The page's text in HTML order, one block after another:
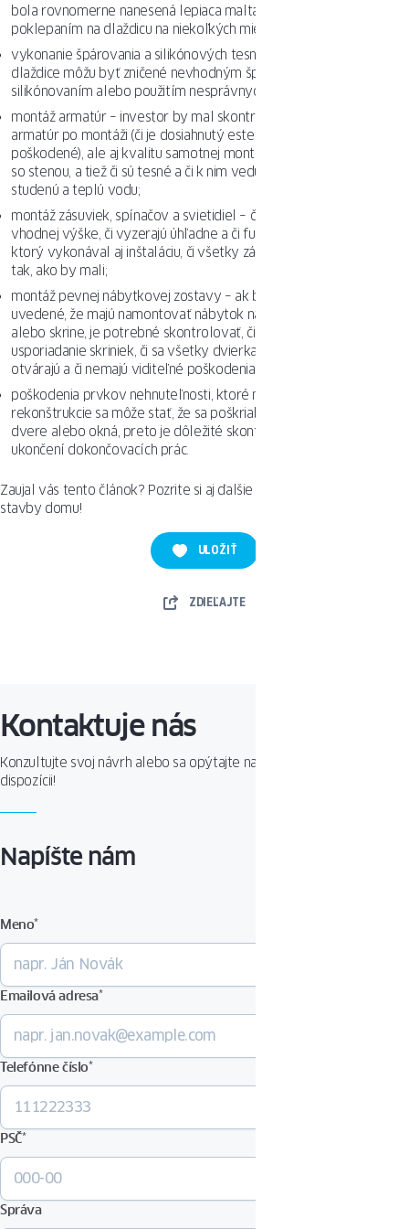
bola rovnomerne nanesená lepiaca malta (dá sa to skontrolovať
poklepaním na dlaždicu na niekoľkých miestach);
vykonanie špárovania a silikónových tesnení – aj pekne položené
dlaždice môžu byť zničené nevhodným špárovaním a
silikónovaním alebo použitím nesprávnych produktov;
montáž armatúr – investor by mal skontrolovať nielen vzhľad
armatúr po montáži (či je dosiahnutý estetický efekt, či nie sú
poškodené), ale aj kvalitu samotnej montáže, či sú pevne spojené
so stenou, a tiež či sú tesné a či k nim vedú vhodné hadice na
studenú a teplú vodu;
montáž zásuviek, spínačov a svietidiel – či sú umiestnené vo
vhodnej výške, či vyzerajú úhľadne a či fungujú, a v prípade tímu,
ktorý vykonával aj inštaláciu, či všetky zásuvky a spínače fungujú
tak, ako by mali;
montáž pevnej nábytkovej zostavy – ak bolo v rozsahu prác tímu
uvedené, že majú namontovať nábytok na mieru, napr. kuchyne
alebo skrine, je potrebné skontrolovať, či výška pracovnej dosky,
usporiadanie skriniek, či sa všetky dvierka a zásuvky správne
otvárajú a či nemajú viditeľné poškodenia;
poškodenia prvkov nehnuteľnosti, ktoré neboli menené – počas
rekonštrukcie sa môže stať, že sa poškriabe podlaha, vstupné
dvere alebo okná, preto je dôležité skontrolovať ich stav po
ukončení dokončovacích prác.
Zaujal vás tento článok? Pozrite si aj ďalšie z tejto série týkajúce sa
stavby domu!
ULOŽIŤ
ZDIEĽAJTE
Kontaktuje nás
Konzultujte svoj návrh alebo sa opýtajte na produkt. Sme Vám k
dispozícii!
Napíšte nám
Meno*
Emailová adresa*
Telefónne číslo*
PSČ*
Správa